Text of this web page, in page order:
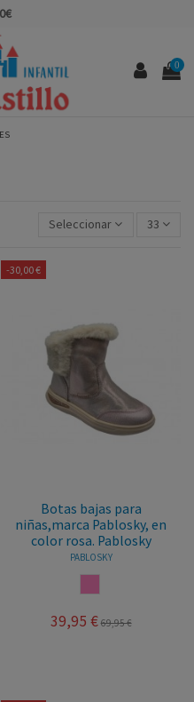
0
Seleccionar 33
-30,00 €
Botas bajas para
niñas,marca Pablosky, en
color rosa. Pablosky
PABLOSKY
39,95 € 69,95 €